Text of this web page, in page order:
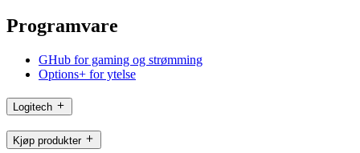
Programvare
GHub for gaming og strømming
Options+ for ytelse
Logitech
Kjøp produkter